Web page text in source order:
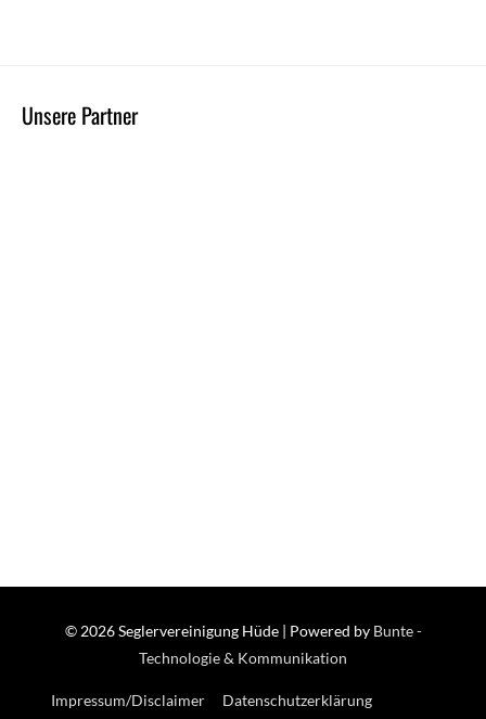
Unsere Partner
© 2026Seglervereinigung Hüde| Powered by Bunte -
Technologie & Kommunikation
Impressum/Disclaimer Datenschutzerklärung